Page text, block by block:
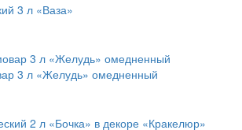
3 л «Ваза»
3 л «Желудь» омедненный